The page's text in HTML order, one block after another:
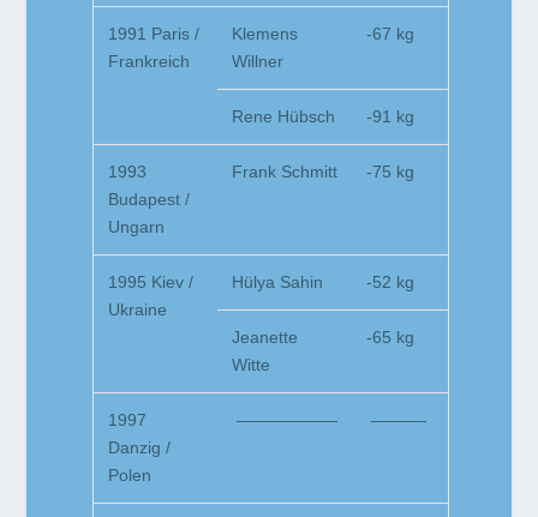
1991 Paris /
Frankreich
Klemens
Willner
-67 kg
Rene Hübsch -91 kg
1993
Budapest /
Ungarn
Frank Schmitt -75 kg
1995 Kiev /
Ukraine
Hülya Sahin -52 kg
Jeanette
Witte
-65 kg
1997
Danzig /
Polen
—————— ———-